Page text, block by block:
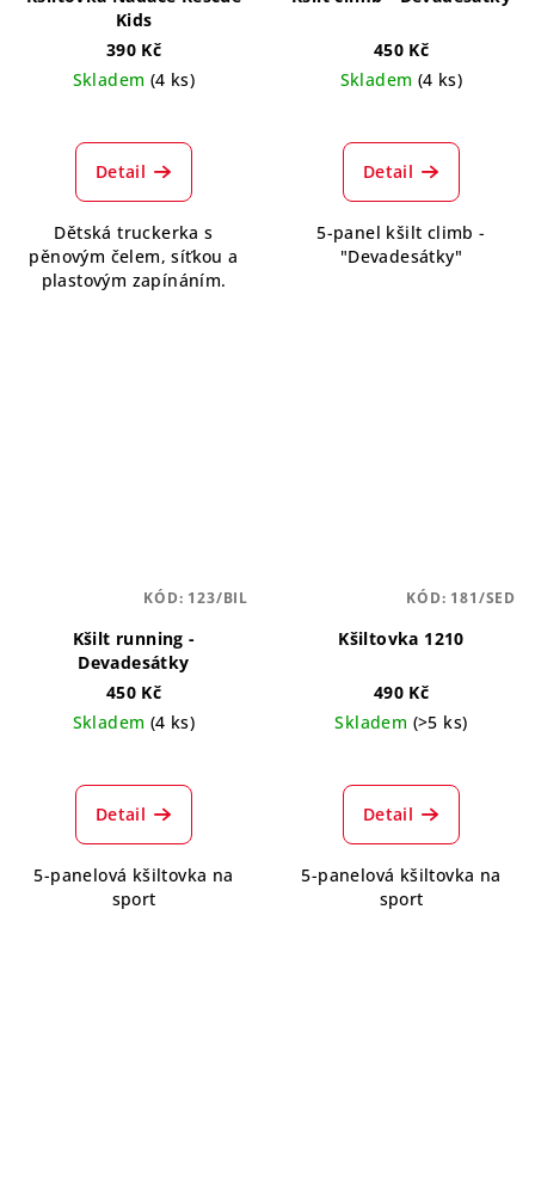
Kids
390 Kč
Skladem (4 ks)
Detail
Dětská truckerka s
pěnovým čelem, síťkou a
plastovým zapínáním.
450 Kč
Skladem (4 ks)
Detail
5-panel kšilt climb -
"Devadesátky"
Kšilt running -
Devadesátky
450 Kč
Skladem (4 ks)
Detail
5-panelová kšiltovka na
sport
KÓD: 123/BIL
Kšiltovka 1210
490 Kč
Skladem (>5 ks)
Detail
5-panelová kšiltovka na
sport
KÓD: 181/SED